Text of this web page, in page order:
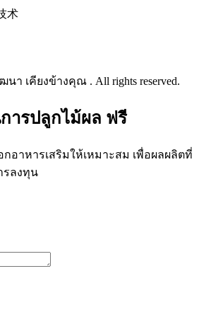
术
นา เคียงข้างคุณ . All rights reserved.
ารปลูกไม้ผล ฟรี
กอาหารเสริมให้เหมาะสม เพื่อผลผลิตที่
ลงทุน